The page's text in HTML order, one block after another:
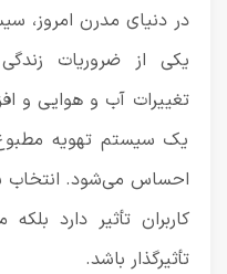
در دنیای مدرن امروز،
یکی از ضروریات
تغییرات آب و هوایی و
یک سیستم تهویه
احساس می‌شود. انتخاب
کاربران تأثیر دارد
تأثیرگذار باشد.